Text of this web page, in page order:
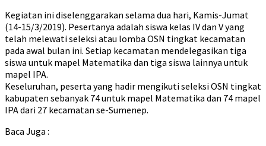
Kegiatan ini diselenggarakan selama dua hari, Kamis-Jumat
(14-15/3/2019). Pesertanya adalah siswa kelas IV dan V yang
telah melewati seleksi atau lomba OSN tingkat kecamatan
pada awal bulan ini. Setiap kecamatan mendelegasikan tiga
siswa untuk mapel Matematika dan tiga siswa lainnya untuk
mapel IPA.
Keseluruhan, peserta yang hadir mengikuti seleksi OSN tingkat
kabupaten sebanyak 74 untuk mapel Matematika dan 74 mapel
IPA dari 27 kecamatan se-Sumenep.
Baca Juga :